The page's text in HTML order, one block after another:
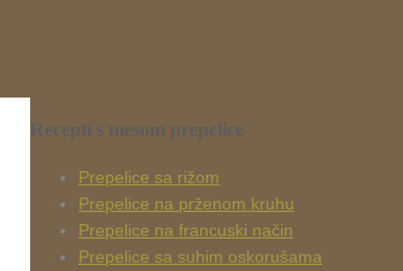
Recepti s mesom prepelice
Prepelice sa rižom
Prepelice na prženom kruhu
Prepelice na francuski način
Prepelice sa suhim oskorušama